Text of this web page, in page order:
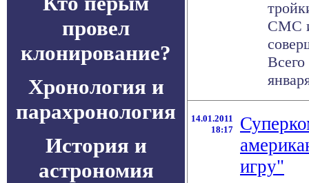
провел
клонирование?
Хронология и
парахронология
История и
астрономия
СМС и
Всего
14.01.2011
18:17
игру"